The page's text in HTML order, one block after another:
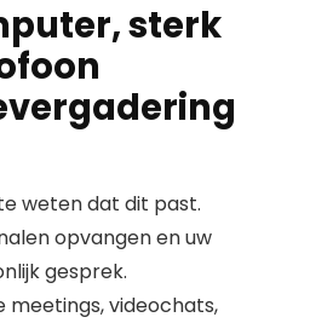
sterk
weten dat dit past.
opvangen en uw
gesprek.
meetings, videochats,